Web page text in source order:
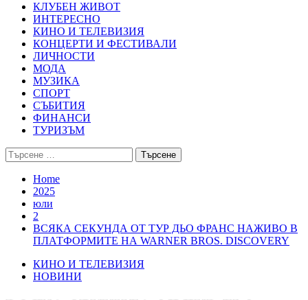
КЛУБЕН ЖИВОТ
ИНТЕРЕСНО
КИНО И ТЕЛЕВИЗИЯ
КОНЦЕРТИ И ФЕСТИВАЛИ
ЛИЧНОСТИ
МОДА
МУЗИКА
СПОРТ
СЪБИТИЯ
ФИНАНСИ
ТУРИЗЪМ
Търсене
за:
Home
2025
юли
2
ВСЯКА СЕКУНДА ОТ ТУР ДЬО ФРАНС НАЖИВО В
ПЛАТФОРМИТЕ НА WARNER BROS. DISCOVERY
КИНО И ТЕЛЕВИЗИЯ
НОВИНИ